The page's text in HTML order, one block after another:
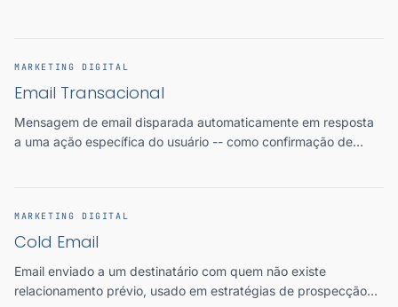
MARKETING DIGITAL
Email Transacional
Mensagem de email disparada automaticamente em resposta
a uma ação específica do usuário -- como confirmação de
MARKETING DIGITAL
Cold Email
Email enviado a um destinatário com quem não existe
relacionamento prévio, usado em estratégias de prospecção